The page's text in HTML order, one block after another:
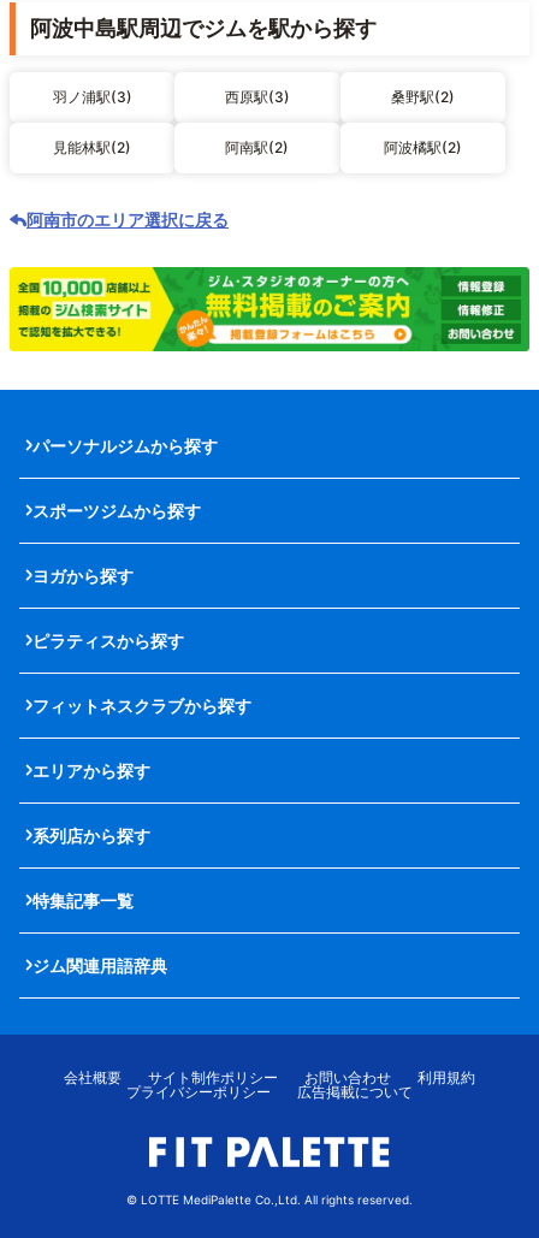
阿波中島駅周辺でジムを駅から探す
羽ノ浦駅(3) 西原駅(3) 桑野駅(2)
見能林駅(2) 阿南駅(2) 阿波橘駅(2)
阿南市のエリア選択に戻る
パーソナルジムから探す
スポーツジムから探す
ヨガから探す
ピラティスから探す
フィットネスクラブから探す
エリアから探す
系列店から探す
特集記事一覧
ジム関連用語辞典
会社概要 サイト制作ポリシー お問い合わせ
利用規約
プライバシーポリシー
広告掲載について
© LOTTE MediPalette Co.,Ltd. All rights reserved.